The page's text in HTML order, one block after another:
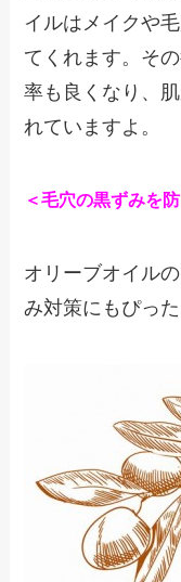
イルはメイクや
てくれます。そ
率も良くなり、
れていますよ。
＜毛穴の黒ずみを
オリーブオイル
み対策にもぴった